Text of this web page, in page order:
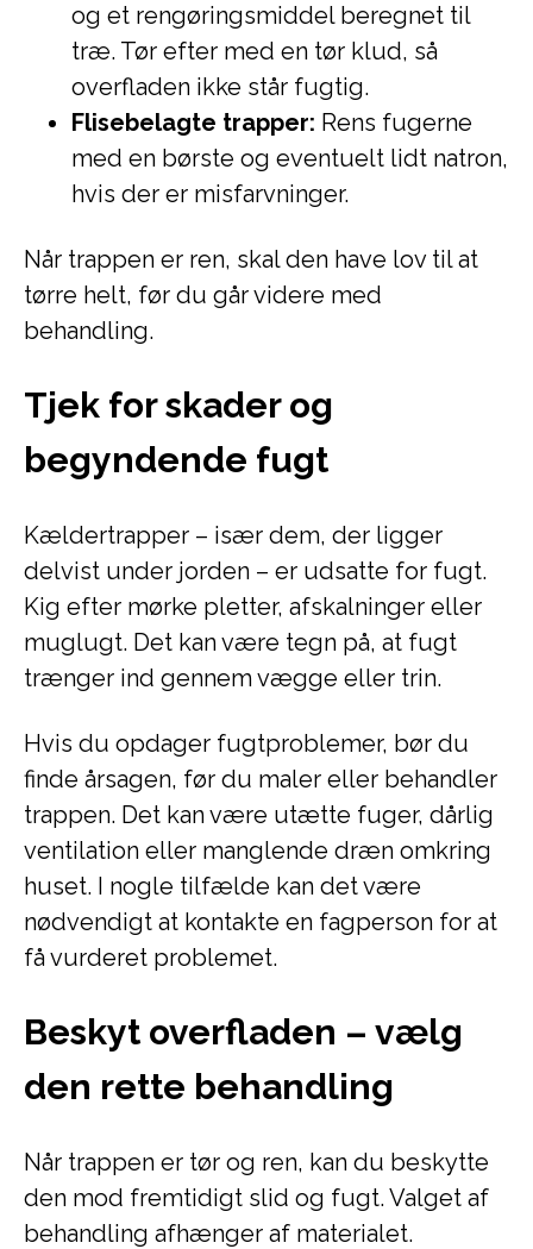
og et rengøringsmiddel beregnet til
træ. Tør efter med en tør klud, så
overfladen ikke står fugtig.
Flisebelagte trapper: Rens fugerne
med en børste og eventuelt lidt natron,
hvis der er misfarvninger.
Når trappen er ren, skal den have lov til at
tørre helt, før du går videre med
behandling.
Tjek for skader og
begyndende fugt
Kældertrapper – især dem, der ligger
delvist under jorden – er udsatte for fugt.
Kig efter mørke pletter, afskalninger eller
muglugt. Det kan være tegn på, at fugt
trænger ind gennem vægge eller trin.
Hvis du opdager fugtproblemer, bør du
finde årsagen, før du maler eller behandler
trappen. Det kan være utætte fuger, dårlig
ventilation eller manglende dræn omkring
huset. I nogle tilfælde kan det være
nødvendigt at kontakte en fagperson for at
få vurderet problemet.
Beskyt overfladen – vælg
den rette behandling
Når trappen er tør og ren, kan du beskytte
den mod fremtidigt slid og fugt. Valget af
behandling afhænger af materialet.